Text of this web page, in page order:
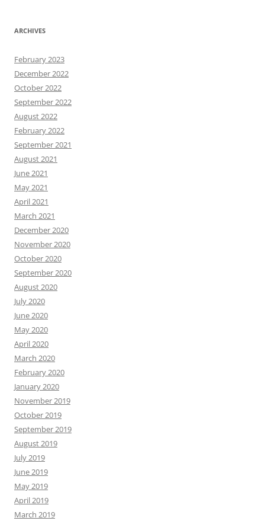
ARCHIVES
February 2023
December 2022
October 2022
September 2022
August 2022
February 2022
September 2021
August 2021
June 2021
May 2021
April 2021
March 2021
December 2020
November 2020
October 2020
September 2020
August 2020
July 2020
June 2020
May 2020
April 2020
March 2020
February 2020
January 2020
November 2019
October 2019
September 2019
August 2019
July 2019
June 2019
May 2019
April 2019
March 2019